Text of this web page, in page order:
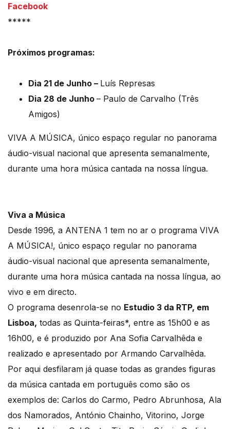
Facebook
*****
Próximos programas:
Dia 21 de Junho – Luís Represas
Dia 28 de Junho – Paulo de Carvalho (Três
Amigos)
VIVA A MÚSICA, único espaço regular no panorama
áudio-visual nacional que apresenta semanalmente,
durante uma hora música cantada na nossa língua.
Viva a Música
Desde 1996, a ANTENA 1 tem no ar o programa VIVA
A MÚSICA!, único espaço regular no panorama
áudio-visual nacional que apresenta semanalmente,
durante uma hora música cantada na nossa língua, ao
vivo e em directo.
O programa desenrola-se no Estudio 3 da RTP, em
Lisboa, todas as Quinta-feiras*, entre as 15h00 e as
16h00, e é produzido por Ana Sofia Carvalhêda e
realizado e apresentado por Armando Carvalhêda.
Por aqui desfilaram já quase todas as grandes figuras
da música cantada em português como são os
exemplos de: Carlos do Carmo, Pedro Abrunhosa, Ala
dos Namorados, António Chainho, Vitorino, Jorge